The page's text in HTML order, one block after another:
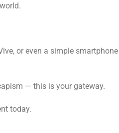
or even a simple
— this is your gateway.
today.